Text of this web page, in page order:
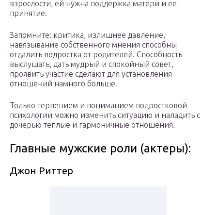
взрослости, ей нужна поддержка матери и ее
принятие.
Запомните: критика, излишнее давление,
навязывание собственного мнения способны
отдалить подростка от родителей. Способность
выслушать, дать мудрый и спокойный совет,
проявить участие сделают для установления
отношений намного больше.
Только терпением и пониманием подростковой
психологии можно изменить ситуацию и наладить с
дочерью теплые и гармоничные отношения.
Главные мужские роли (актеры):
Джон Риттер